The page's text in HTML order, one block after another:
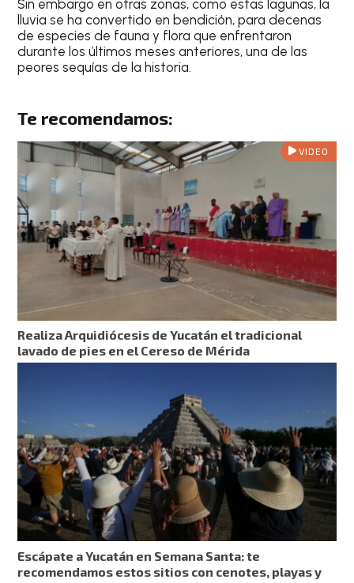
Sin embargo en otras zonas, como estas lagunas, la
lluvia se ha convertido en bendición, para decenas
de especies de fauna y flora que enfrentaron
durante los últimos meses anteriores, una de las
peores sequías de la historia.
Te recomendamos:
VIDEO
Realiza Arquidiócesis de Yucatán el tradicional
lavado de pies en el Cereso de Mérida
Escápate a Yucatán en Semana Santa: te
recomendamos estos sitios con cenotes, playas y